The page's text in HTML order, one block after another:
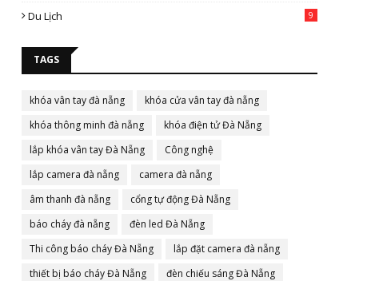
Du Lịch 9
TAGS
khóa vân tay đà nẵng
khóa cửa vân tay đà nẵng
khóa thông minh đà nẵng
khóa điện tử Đà Nẵng
lắp khóa vân tay Đà Nẵng
Công nghệ
lắp camera đà nẵng
camera đà nẵng
âm thanh đà nẵng
cổng tự động Đà Nẵng
báo cháy đà nẵng
đèn led Đà Nẵng
Thi công báo cháy Đà Nẵng
lắp đặt camera đà nẵng
thiết bị báo cháy Đà Nẵng
đèn chiếu sáng Đà Nẵng